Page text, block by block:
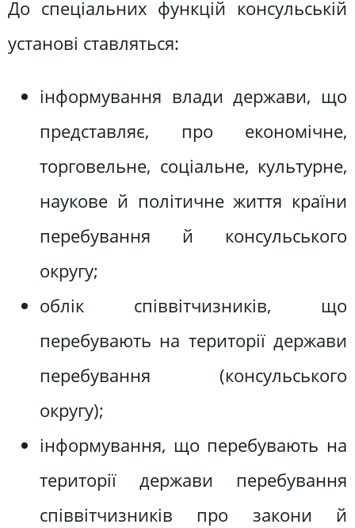
До спеціальних функцій консульській
установі ставляться:
інформування влади держави, що
представляє, про економічне,
торговельне, соціальне, культурне,
наукове й політичне життя країни
перебування й консульського
округу;
облік співвітчизників, що
перебувають на території держави
перебування (консульського
округу);
інформування, що перебувають на
території держави перебування
співвітчизників про закони й